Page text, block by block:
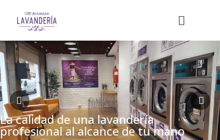
La calidad de una lavandería
profesional al alcance de tu mano